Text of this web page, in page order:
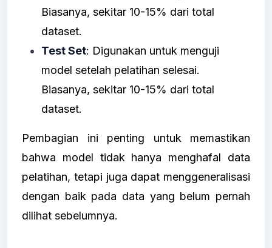
Biasanya, sekitar 10-15% dari total
dataset.
Test Set: Digunakan untuk menguji
model setelah pelatihan selesai.
Biasanya, sekitar 10-15% dari total
dataset.
Pembagian ini penting untuk memastikan
bahwa model tidak hanya menghafal data
pelatihan, tetapi juga dapat menggeneralisasi
dengan baik pada data yang belum pernah
dilihat sebelumnya.